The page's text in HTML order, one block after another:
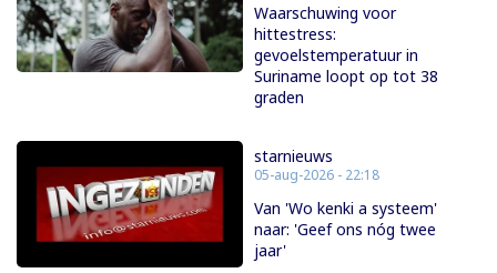
Waarschuwing voor
hittestress:
gevoelstemperatuur in
Suriname loopt op tot 38
graden
starnieuws
05-aug-2026 - 22:18
Van 'Wo kenki a systeem'
naar: 'Geef ons nóg twee
jaar'